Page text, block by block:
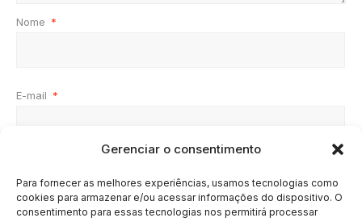
Gerenciar o consentimento
Para fornecer as melhores experiências, usamos tecnologias como
cookies para armazenar e/ou acessar informações do dispositivo. O
consentimento para essas tecnologias nos permitirá processar
Nome *
E-mail *